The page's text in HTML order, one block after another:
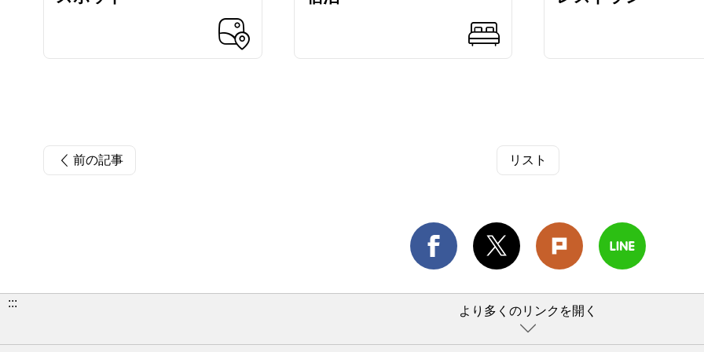
前の記事 リスト
:::
より多くのリンクを開く